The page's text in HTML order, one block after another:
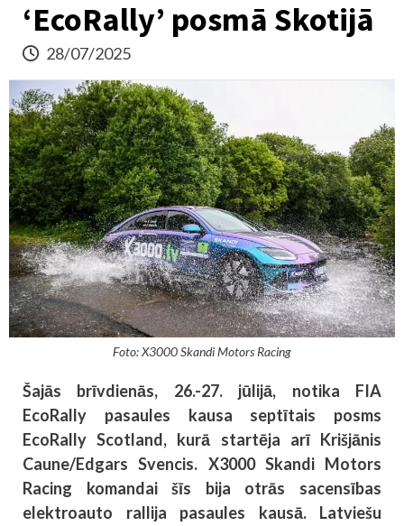
‘EcoRally’ posmā Skotijā
28/07/2025
Foto: X3000 Skandi Motors Racing
Šajās brīvdienās, 26.-27. jūlijā, notika FIA
EcoRally pasaules kausa septītais posms
EcoRally Scotland, kurā startēja arī Krišjānis
Caune/Edgars Svencis. X3000 Skandi Motors
Racing komandai šīs bija otrās sacensības
elektroauto rallija pasaules kausā. Latviešu